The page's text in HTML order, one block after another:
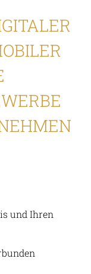
und Ihren